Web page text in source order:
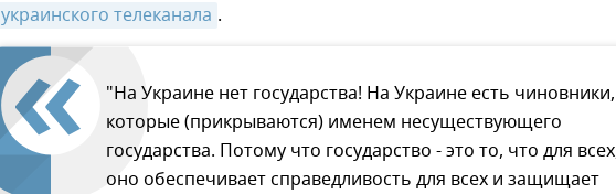
украинского телеканала .
"На Украине нет государства! На Украине есть чиновники,
которые (прикрываются) именем несуществующего
государства. Потому что государство - это то, что для
оно обеспечивает справедливость для всех и защищает